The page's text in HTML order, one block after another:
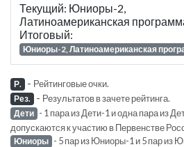
Текущий: Юниоры-2,
Латиноамериканская
Итоговый:
Юниоры-2, Латиноамериканская
Р. - Рейтинговые очки.
Рез. - Результатов в зачете рейтинга.
Дети - 1 пара из Дети-1 и одна пара из
допускаются к участию в Первенстве
Юниоры - 5 пар из Юниоры-1 и 5 пар из